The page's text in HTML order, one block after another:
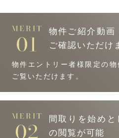
物件ご紹介動画
ご確認いただけ
物件エントリー者様限定の物
ご覧いただけます。
間取りを始めと
の閲覧が可能